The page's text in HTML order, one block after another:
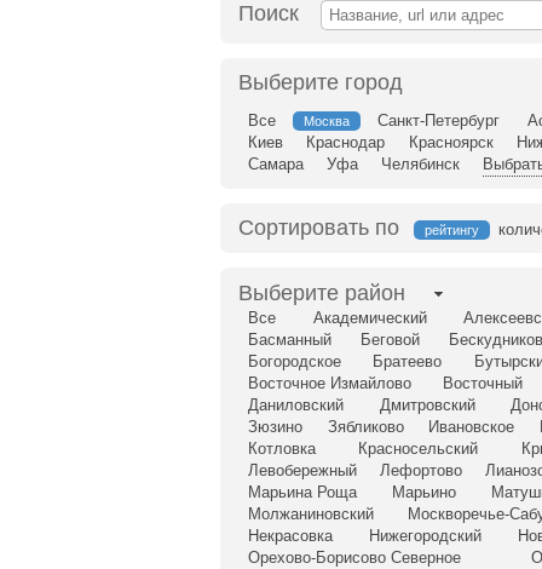
Поиск
Выберите город
Все Москва Санкт-Петербург
Киев
Краснодар Красноярск
Самара
Уфа Челябинск
Сортировать по рейтингу
Выберите район
Все Академический
Басманный
Беговой
Богородское
Братеево
Восточное Измайлово
Восточный
Даниловский
Дмитровский
Зюзино
Зябликово Ивановское
Котловка
Красносельский
Левобережный
Лефортово
Марьина Роща
Марьино
Молжаниновский
Москворечье-
Некрасовка
Нижегородский
Орехово-Борисово Северное